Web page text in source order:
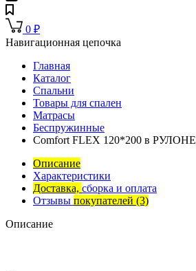
0 ₽
Навигационная цепочка
Главная
Каталог
Спальни
Товары для спален
Матрасы
Беспружинные
Comfort FLEX 120*200 в РУЛОНЕ
Описание
Характеристики
Доставка, сборка и оплата
Отзывы покупателей (3)
Описание